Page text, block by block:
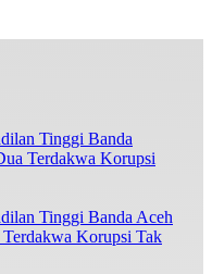
Tinggi Banda Aceh
Terdakwa Korupsi Tak